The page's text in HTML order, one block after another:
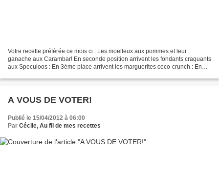
Votre recette préférée ce mois ci : Les moelleux aux pommes et leur
ganache aux Carambar! En seconde position arrivent les fondants craquants
aux Speculoos : En 3ème place arrivent les marguerites coco-crunch : En
A VOUS DE VOTER!
Publié le 15/04/2012 à 06:00
Par Cécile, Au fil de mes recettes